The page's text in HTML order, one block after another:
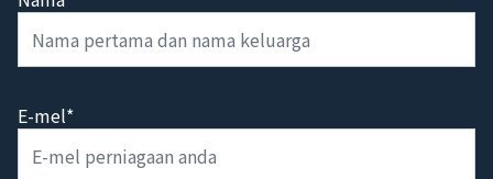
Nama*
E-mel*